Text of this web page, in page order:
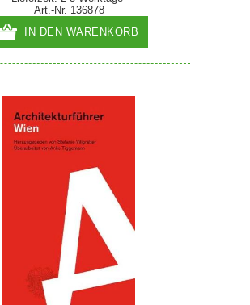
Art.-Nr. 136878
IN DEN WARENKORB